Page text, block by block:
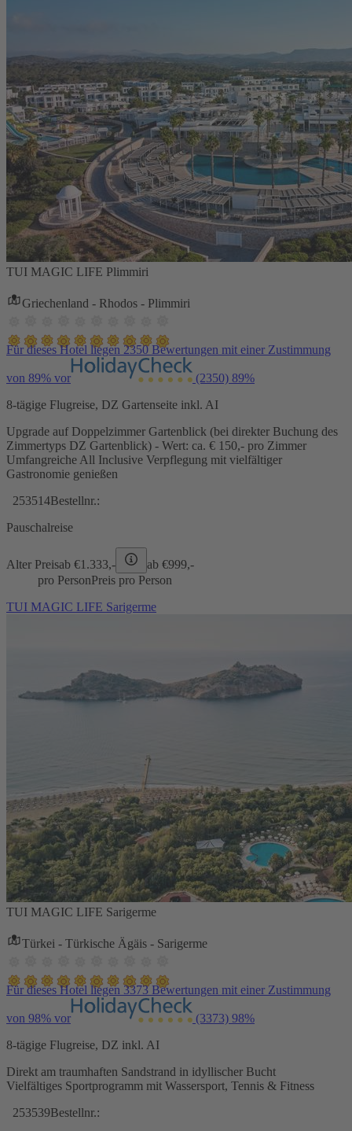
TUI MAGIC LIFE Plimmiri
Griechenland - Rhodos - Plimmiri
Für dieses Hotel liegen 2350 Bewertungen mit einer Zustimmung
von 89% vor (2350) 89%
8-tägige Flugreise, DZ Gartenseite inkl. AI
Upgrade auf Doppelzimmer Gartenblick (bei direkter Buchung des
Zimmertyps DZ Gartenblick) - Wert: ca. € 150,- pro Zimmer
Umfangreiche All Inclusive Verpflegung mit vielfältiger
Gastronomie genießen
253514Bestellnr.:
Pauschalreise
Alter Preisab €1.333,- ab €999,-
pro PersonPreis pro Person
TUI MAGIC LIFE Sarigerme
TUI MAGIC LIFE Sarigerme
Türkei - Türkische Ägäis - Sarigerme
Für dieses Hotel liegen 3373 Bewertungen mit einer Zustimmung
von 98% vor (3373) 98%
8-tägige Flugreise, DZ inkl. AI
Direkt am traumhaften Sandstrand in idyllischer Bucht
Vielfältiges Sportprogramm mit Wassersport, Tennis & Fitness
253539Bestellnr.: